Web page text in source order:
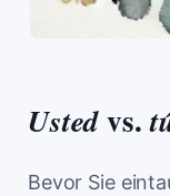
Ustedvs.
Bevor Sie